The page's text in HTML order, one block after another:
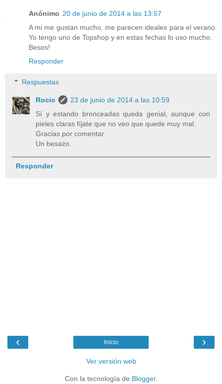
Anónimo 20 de junio de 2014 a las 13:57
A mi me gustan mucho, me parecen ideales para el verano.
Yo tengo uno de Topshop y en estas fechas lo uso mucho.
Besos!
Responder
Respuestas
Rocio
23 de junio de 2014 a las 10:59
Sí y estando bronceadas queda genial, aunque con
pieles claras fíjate que no veo que quede muy mal.
Gracias por comentar.
Un besazo.
Responder
‹ ›
Inicio
Ver versión web
Con la tecnología de Blogger.